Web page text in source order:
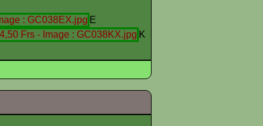
E
K